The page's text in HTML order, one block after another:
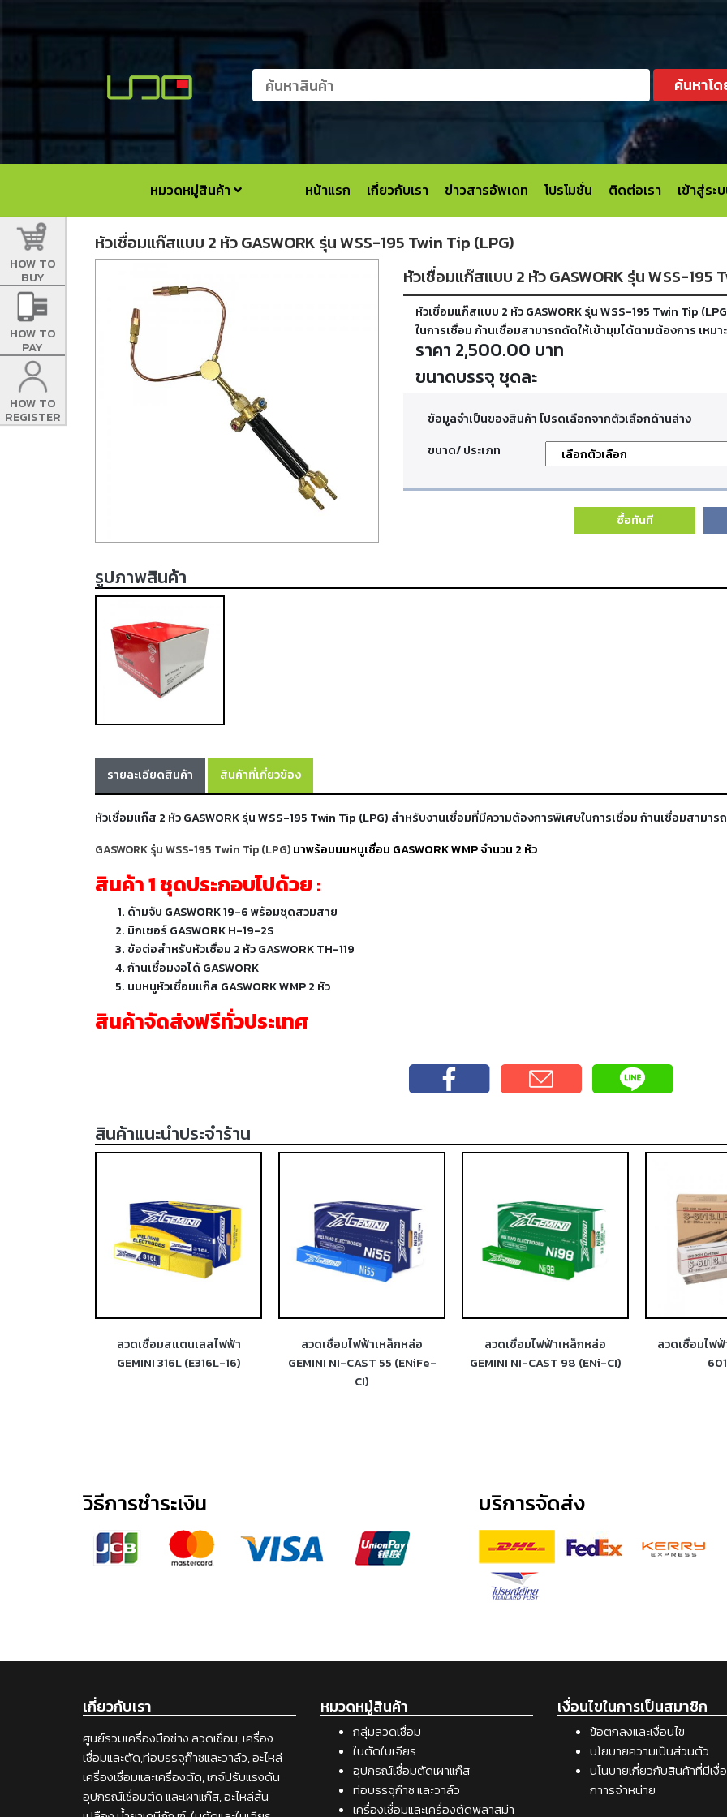
ค้นหาโ
หมวดหมู่สินค้า หน้าแรก เกี่ยวกับเรา ข่าวสารอัพเดท โปรโมชั่น ติดต่อเรา เข้าสู่ร
HOW TO
BUY
HOW TO
PAY
HOW TO
REGISTER
หัวเชื่อมแก๊สแบบ 2 หัว GASWORK รุ่น WSS-195 Twin Tip (LPG)
หัวเชื่อมแก๊สแบบ 2 หัว GASWORK รุ่น WSS-195
หัวเชื่อมแก๊สแบบ 2 หัว GASWORK รุ่น WSS-195 Twin Tip
ในการเชื่อม ก้านเชื่อมสามารถดัดให้เข้ามุมได้ตามต้องการ เหมา
ราคา 2,500.00 บาท
ขนาดบรรจุ ชุดละ
ข้อมูลจำเป็นของสินค้า โปรดเลือกจากตัวเลือกด้านล่าง
ขนาด/ ประเภท
ซื้อทันที
รูปภาพสินค้า
รายละเอียดสินค้า สินค้าที่เกี่ยวข้อง
หัวเชื่อมแก๊ส 2 หัว GASWORK รุ่น WSS-195 Twin Tip (LPG) สำหรับงานเชื่อมที่มีความต้องการพิเศษในการเชื่อม ก้านเชื่อมสามา
GASWORK รุ่น WSS-195 Twin Tip (LPG)มาพร้อมนมหนูเชื่อม GASWORK WMP จำนวน 2 หัว
สินค้า 1 ชุดประกอบไปด้วย :
ด้ามจับ GASWORK 19-6 พร้อมชุดสวมสาย
มิกเซอร์ GASWORK H-19-2S
ข้อต่อสำหรับหัวเชื่อม 2 หัว GASWORK TH-119
ก้านเชื่อมงอได้ GASWORK
นมหนูหัวเชื่อมแก๊ส GASWORK WMP 2 หัว
สินค้าจัดส่งฟรีทั่วประเทศ
สินค้าแนะนำประจำร้าน
ลวดเชื่อมสแตนเลสไฟฟ้า
GEMINI 316L (E316L-16)
ลวดเชื่อมไฟฟ้าเหล็กหล่อ
GEMINI NI-CAST 55 (ENiFe-
CI)
ลวดเชื่อมไฟฟ้าเหล็กหล่อ
GEMINI NI-CAST 98 (ENi-CI)
ลวดเชื่อมไฟ
วิธีการชำระเงิน บริการจัดส่ง
เกี่ยวกับเรา
ศูนย์รวมเครื่องมือช่าง ลวดเชื่อม, เครื่อง
เชื่อมและตัด,ท่อบรรจุก๊าซและวาล์ว, อะไหล่
เครื่องเชื่อมและเครื่องตัด, เกจ์ปรับแรงดัน
อุปกรณ์เชื่อมตัด และเผาแก๊ส, อะไหล่สิ้น
หมวดหมู๋สินค้า
กลุ่มลวดเชื่อม
ใบตัดใบเจียร
อุปกรณ์เชื่อมตัดเผาแก๊ส
ท่อบรรจุก๊าซ และวาล์ว
เครื่องเชื่อมและเครื่องตัดพลาสม่า
เงื่อนไขในการเป็นสมาชิก
ข้อตกลงและเงื่อนไข
นโยบายความเป็นส่วนตัว
นโนบายเกี่ยวกับสินค้าที่มีเงื่
กาารจำหน่าย